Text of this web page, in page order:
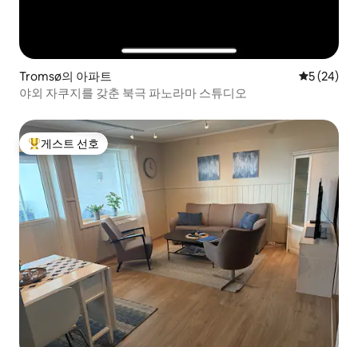
Tromsø의 아파트 평점 5점(5
5 (24)
야외 자쿠지를 갖춘 북극 파노라마 스튜디오
상위 게스트 선호
게스트 선호